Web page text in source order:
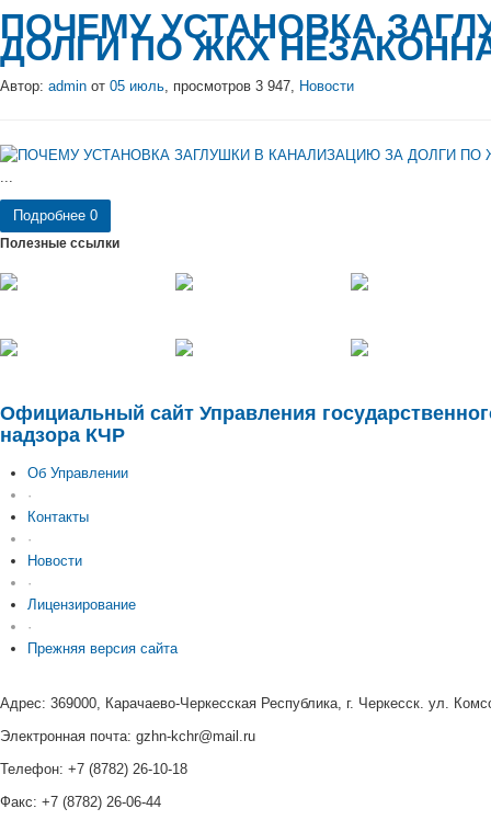
ПОЧЕМУ УСТАНОВКА
ДОЛГИ ПО ЖКХ
Автор: admin от 05 июль, просмотров 3 947, Новости
Подробнее 0
Полезные ссылки
Официальный сайт Управления
надзора КЧР
Об Управлении
·
Контакты
·
Новости
·
Лицензирование
·
Прежняя версия сайта
Адрес: 369000, Карачаево-Черкесская Республика, г. Черкесск. ул.
Электронная почта: gzhn-kchr@mail.ru
Телефон: +7 (8782) 26-10-18
Факс: +7 (8782) 26-06-44